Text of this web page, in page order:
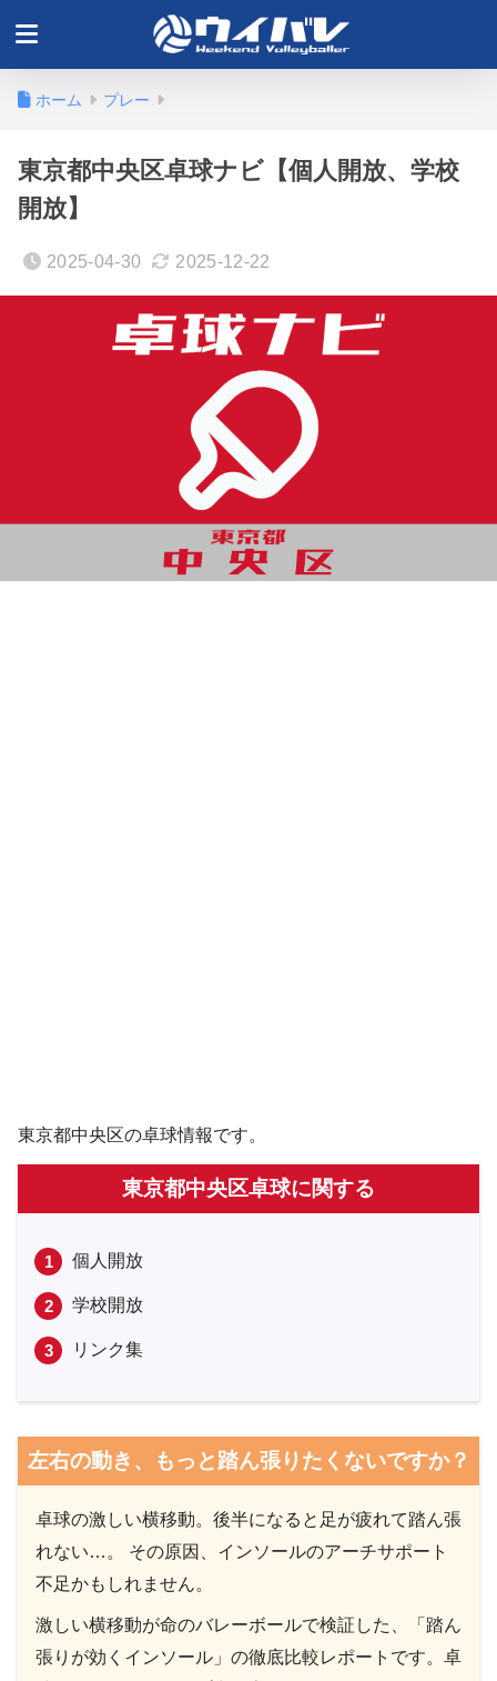
ホーム プレー
東京都中央区卓球ナビ【個人開放、学校
開放】
2025-04-30 2025-12-22
東京都中央区の卓球情報です。
東京都中央区卓球に関する
個人開放
学校開放
リンク集
左右の動き、もっと踏ん張りたくないですか？
卓球の激しい横移動。後半になると足が疲れて踏ん張
れない…。 その原因、インソールのアーチサポート
不足かもしれません。
激しい横移動が命のバレーボールで検証した、「踏ん
張りが効くインソール」の徹底比較レポートです。卓